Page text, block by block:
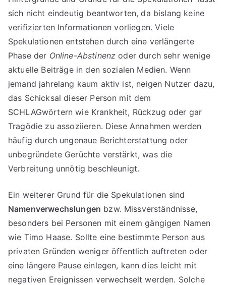
sich nicht eindeutig beantworten, da bislang keine
verifizierten Informationen vorliegen. Viele
Spekulationen entstehen durch eine verlängerte
Phase der Online-Abstinenz oder durch sehr wenige
aktuelle Beiträge in den sozialen Medien. Wenn
jemand jahrelang kaum aktiv ist, neigen Nutzer dazu,
das Schicksal dieser Person mit dem
SCHLAGwörtern wie Krankheit, Rückzug oder gar
Tragödie zu assoziieren. Diese Annahmen werden
häufig durch ungenaue Berichterstattung oder
unbegründete Gerüchte verstärkt, was die
Verbreitung unnötig beschleunigt.
Ein weiterer Grund für die Spekulationen sind
Namenverwechslungen bzw. Missverständnisse,
besonders bei Personen mit einem gängigen Namen
wie Timo Haase. Sollte eine bestimmte Person aus
privaten Gründen weniger öffentlich auftreten oder
eine längere Pause einlegen, kann dies leicht mit
negativen Ereignissen verwechselt werden. Solche